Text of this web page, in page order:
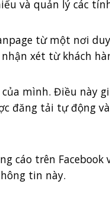
và quản lý các
từ một nơi
xét từ khách
của mình. Điều này
đăng tải tự động
cáo trên Facebook
tin này.